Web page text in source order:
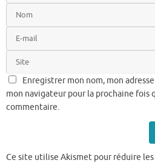
Enregistrer mon nom, mon
mon navigateur pour la prochaine fois
commentaire.
Ce site utilise Akismet pour réduire